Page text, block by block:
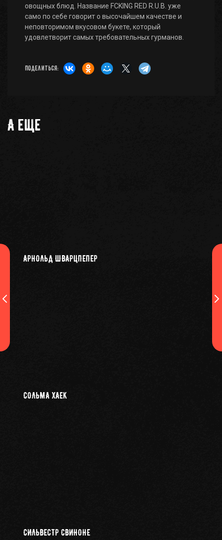
овощных блюд. Название FCKING RED R.U.B. уже
само по себе говорит о высочайшем качестве и
неповторимом вкусовом букете, который
удовлетворит самых требовательных гурманов.
Поделиться:
А еще
АРНОЛЬД ШВАРЦПЕПЕР
СОЛЬМА ХАЕК
СИЛЬВЕСТР СВИНОНЕ